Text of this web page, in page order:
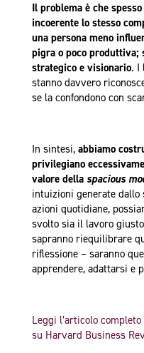
Il problema è che
incoerente lo stesso
una persona meno
pigra o poco produttiva;
strategico e visionario. I
stanno davvero
se la confondono con
In sintesi, abbiamo
privilegiano
valore della spacious
intuizioni generate dallo
azioni quotidiane,
svolto sia il lavoro
sapranno riequilibrare
riflessione – saranno
apprendere, adattarsi e
Leggi l’articolo
su Harvard Business